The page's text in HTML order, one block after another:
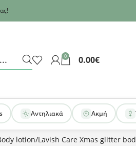
0 0.00€
Αντηλιακά Ακμή
lotion Lavish Care Xmas glitter